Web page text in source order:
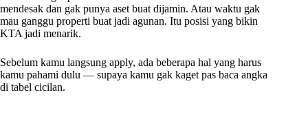
mendesak dan gak punya aset buat dijamin. Atau waktu gak
mau ganggu properti buat jadi agunan. Itu posisi yang bikin
KTA jadi menarik.
Sebelum kamu langsung apply, ada beberapa hal yang harus
kamu pahami dulu — supaya kamu gak kaget pas baca angka
di tabel cicilan.